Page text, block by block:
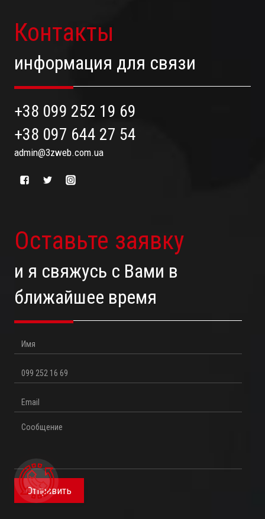
Контакты
информация для связи
+38 099 252 19 69
+38 097 644 27 54
admin@3zweb.com.ua
Оставьте заявку
и я свяжусь с Вами в
ближайшее время
Имя
Телефон
Email
Сообщение